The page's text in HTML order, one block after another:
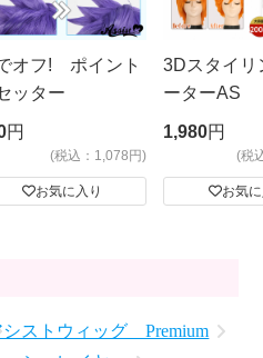
オフ! ポイント
ッター
円
(税込：1,078円)
お気に入り
3Dスタイリ
ーターAS
ビッグサイ
1,980円
(税
お気
シストウィッグ Premium